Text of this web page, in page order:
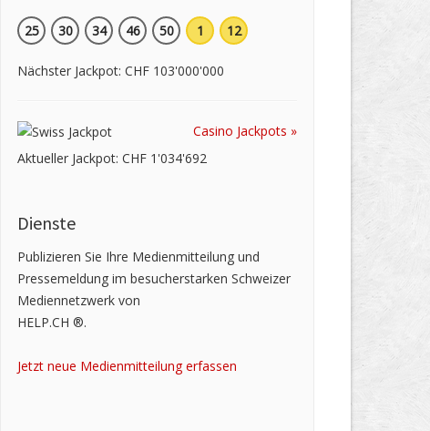
25 30 34 46 50 1 12
Nächster Jackpot: CHF 103'000'000
Casino Jackpots »
Aktueller Jackpot: CHF 1'034'692
Dienste
Publizieren Sie Ihre Medienmitteilung und
Pressemeldung im besucherstarken Schweizer
Mediennetzwerk von
HELP.CH ®.
Jetzt neue Medienmitteilung erfassen